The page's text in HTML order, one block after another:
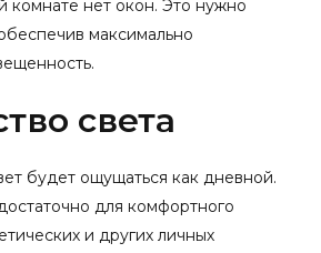
комнате нет окон. Это нужно
максимально
света
будет ощущаться как дневной.
для комфортного
и других личных